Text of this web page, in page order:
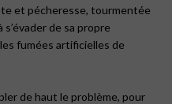
et pécheresse, tourmentée
s’évader de sa propre
fumées artificielles de
de haut le problème, pour